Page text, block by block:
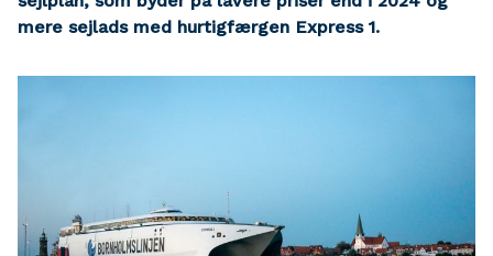
mere sejlads med hurtigfærgen Express 1.